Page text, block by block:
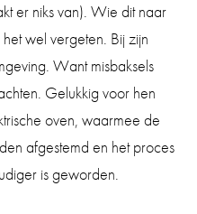
er niks van). Wie dit naar
wel vergeten. Bij zijn
Want misbaksels
Gelukkig voor hen
oven, waarmee de
afgestemd en het proces
is geworden.